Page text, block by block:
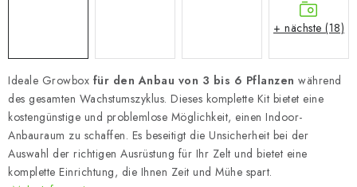
Ideale Growbox für den Anbau von 3 bis 6 Pflanzen während
des gesamten Wachstumszyklus. Dieses komplette Kit bietet eine
kostengünstige und problemlose Möglichkeit, einen Indoor-
Anbauraum zu schaffen. Es beseitigt die Unsicherheit bei der
Auswahl der richtigen Ausrüstung für Ihr Zelt und bietet eine
komplette Einrichtung, die Ihnen Zeit und Mühe spart.
+ nächste (18)